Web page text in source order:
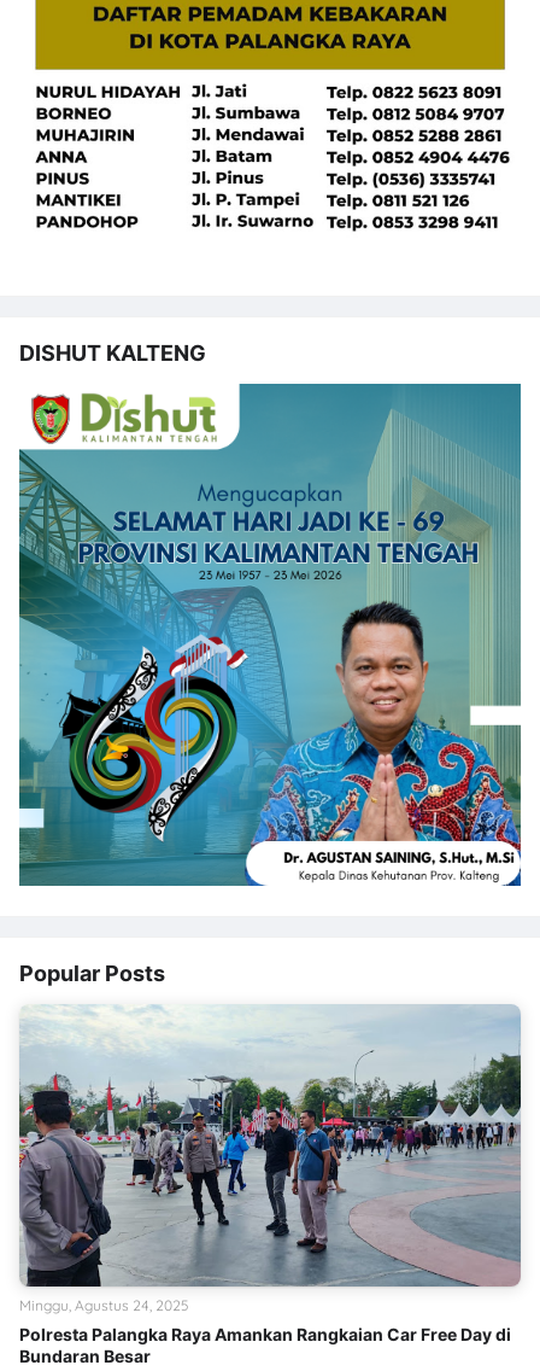
DISHUT KALTENG
Popular Posts
Polresta Palangka Raya Amankan Rangkaian Car Free Day di
Bundaran Besar
Minggu, Agustus 24, 2025